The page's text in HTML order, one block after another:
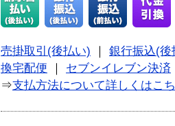
売掛取引(後払い)
銀行振込(後
換宅配便
セブンイレブン決済
⇒支払方法について詳しくはこ